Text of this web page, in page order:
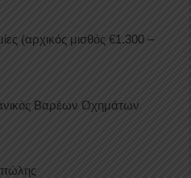
(αρχικός μισθός €1.300 –
Βαρέων Οχημάτων